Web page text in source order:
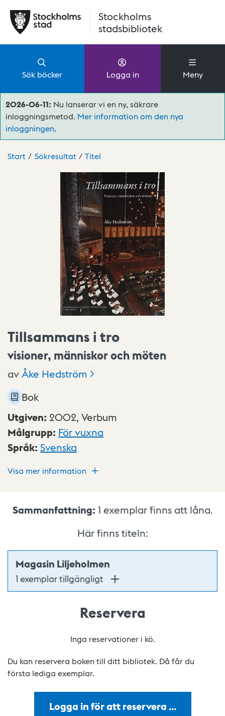
Stockholms
stadsbibliotek
Sök böcker Logga in Meny
2026-06-11: Nu lanserar vi en ny, säkrare
inloggningsmetod. Mer information om den nya
inloggningen.
Start Sökresultat Titel
Tillsammans i tro
visioner, människor och möten
avÅke Hedström
Bok
Utgiven: 2002, Verbum
Målgrupp: För vuxna
Språk: Svenska
Visa mer information
Sammanfattning: 1 exemplar finns att låna.
Här finns titeln:
Magasin Liljeholmen
1 exemplar tillgängligt
Reservera
Inga reservationer i kö.
Du kan reservera boken till ditt bibliotek. Då får du
första lediga exemplar.
Logga in för att reservera …